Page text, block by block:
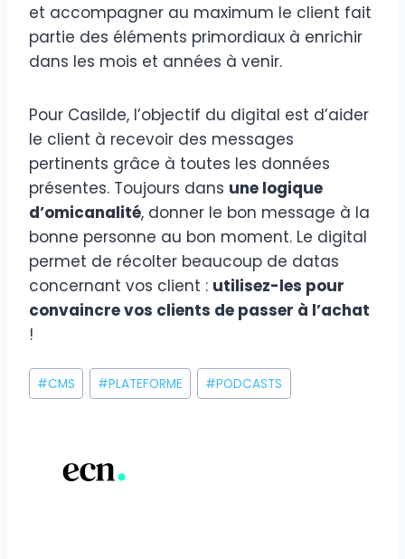
et accompagner au maximum le client fait
partie des éléments primordiaux à enrichir
dans les mois et années à venir.
Pour Casilde, l’objectif du digital est d’aider
le client à recevoir des messages
pertinents grâce à toutes les données
présentes. Toujours dans une logique
d’omicanalité, donner le bon message à la
bonne personne au bon moment. Le digital
permet de récolter beaucoup de datas
concernant vos client : utilisez-les pour
convaincre vos clients de passer à l’achat
!
Étiquettes
de
#CMS #PLATEFORME #PODCASTS